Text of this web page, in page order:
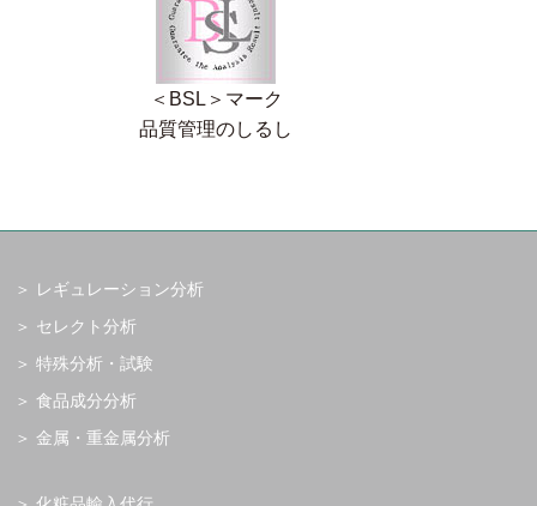
＜BSL＞マーク
品質管理のしるし
レギュレーション分析
セレクト分析
特殊分析・試験
食品成分分析
金属・重金属分析